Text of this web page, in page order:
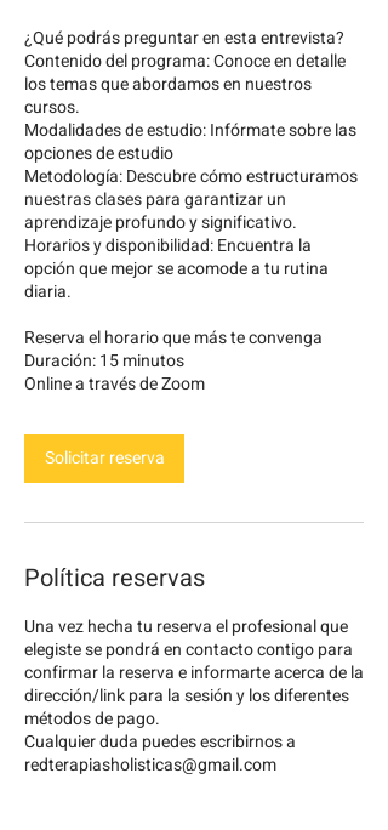
¿Qué podrás preguntar en esta entrevista?
Contenido del programa: Conoce en detalle
los temas que abordamos en nuestros
cursos.
Modalidades de estudio: Infórmate sobre las
opciones de estudio
Metodología: Descubre cómo estructuramos
nuestras clases para garantizar un
aprendizaje profundo y significativo.
Horarios y disponibilidad: Encuentra la
opción que mejor se acomode a tu rutina
diaria.
Reserva el horario que más te convenga
Duración: 15 minutos
Online a través de Zoom
Solicitar reserva
Política reservas
Una vez hecha tu reserva el profesional que
elegiste se pondrá en contacto contigo para
confirmar la reserva e informarte acerca de la
dirección/link para la sesión y los diferentes
métodos de pago.
Cualquier duda puedes escribirnos a
redterapiasholisticas@gmail.com